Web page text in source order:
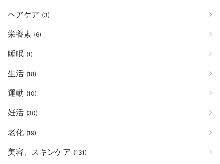
ヘアケア (3)
栄養素 (6)
睡眠 (1)
生活 (18)
運動 (10)
妊活 (30)
老化 (19)
美容、スキンケア (131)